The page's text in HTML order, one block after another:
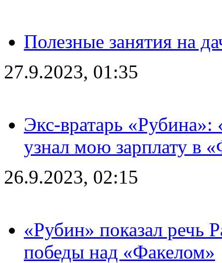
Полезные занятия на
27.9.2023, 01:35
Экс-вратарь «Рубина»:
узнал мою зарплату в
26.9.2023, 02:15
«Рубин» показал речь
победы над «Факелом»